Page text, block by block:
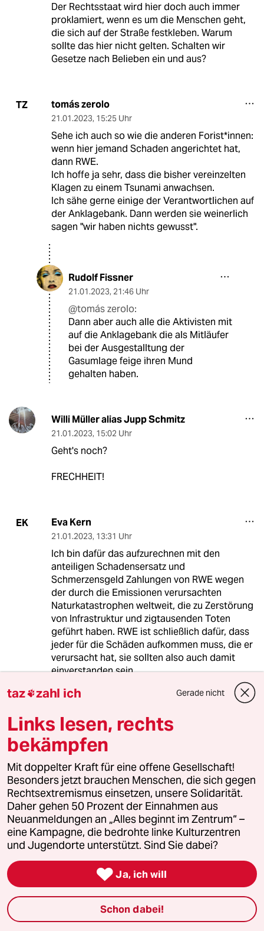
Der Rechtsstaat wird hier doch auch immer
proklamiert, wenn es um die Menschen geht,
die sich auf der Straße festkleben. Warum
sollte das hier nicht gelten. Schalten wir
Gesetze nach Belieben ein und aus?
TZ tomás zerolo
21.01.2023, 15:25 Uhr
Sehe ich auch so wie die anderen Forist*innen:
wenn hier jemand Schaden angerichtet hat,
dann RWE.
Ich hoffe ja sehr, dass die bisher vereinzelten
Klagen zu einem Tsunami anwachsen.
Ich sähe gerne einige der Verantwortlichen auf
der Anklagebank. Dann werden sie weinerlich
sagen "wir haben nichts gewusst".
Rudolf Fissner
21.01.2023, 21:46 Uhr
@tomás zerolo:
Dann aber auch alle die Aktivisten mit
auf die Anklagebank die als Mitläufer
bei der Ausgestalltung der
Gasumlage feige ihren Mund
gehalten haben.
Willi Müller alias Jupp Schmitz
21.01.2023, 15:02 Uhr
Geht's noch?
FRECHHEIT!
EK Eva Kern
21.01.2023, 13:31 Uhr
Ich bin dafür das aufzurechnen mit den
anteiligen Schadensersatz und
Schmerzensgeld Zahlungen von RWE wegen
der durch die Emissionen verursachten
Naturkatastrophen weltweit, die zu Zerstörung
von Infrastruktur und zigtausenden Toten
geführt haben. RWE ist schließlich dafür, dass
jeder für die Schäden aufkommen muss, die er
verursacht hat, sie sollten also auch damit
einverstanden sein...
GK Gerhard Krause
22.01.2023,
@Eva Kern:
Erfrischend richtig! 👍
G GregTheCrack
21.01.2023,17:45 Uhr
@Eva Kern:
Emissionen verursachten
Naturkatastrophen weltweit"
Ja genau, mindestens weltweit
/Ironie off
taz zahl ich Gerade nicht
Links lesen, rechts
bekämpfen
Mit doppelter Kraft für eine offene Gesellschaft!
Besonders jetzt brauchen Menschen, die sich gegen
Rechtsextremismus einsetzen, unsere Solidarität.
Daher gehen 50 Prozent der Einnahmen aus
Neuanmeldungen an „Alles beginnt im Zentrum“ –
eine Kampagne, die bedrohte linke Kulturzentren
und Jugendorte unterstützt. Sind Sie dabei?
 Ja, ich will
Schon dabei!